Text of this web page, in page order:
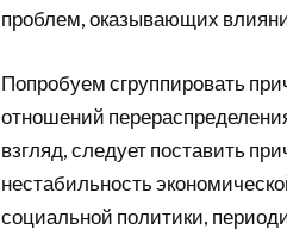
проблем, оказывающих
Попробуем сгруппировать
отношений
взгляд, следует поставить
нестабильность
социальной политики,